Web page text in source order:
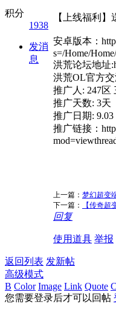
积分
1938
发消
息
【上线福利】
安卓版本：
s=/Home/
洪荒论坛地址
洪荒OL官方交
推广人: 247区
推广天数: 3天
推广日期: 9.03
推广链接：
上一篇： 梦幻超变
下一篇：
【传奇
回复
使用道具 举报
返回列表 发新帖
高级模式
B Color Image Link Quote
您需要登录后才可以回帖